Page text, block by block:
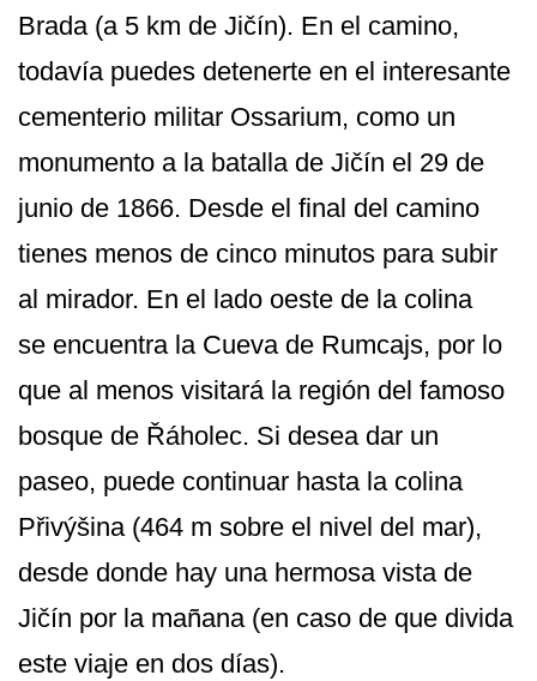
Brada (a 5 km de Jičín). En el camino,
todavía puedes detenerte en el interesante
cementerio militar Ossarium, como un
monumento a la batalla de Jičín el 29 de
junio de 1866. Desde el final del camino
tienes menos de cinco minutos para subir
al mirador. En el lado oeste de la colina
se encuentra la Cueva de Rumcajs, por lo
que al menos visitará la región del famoso
bosque de Řáholec. Si desea dar un
paseo, puede continuar hasta la colina
Přivýšina (464 m sobre el nivel del mar),
desde donde hay una hermosa vista de
Jičín por la mañana (en caso de que divida
este viaje en dos días).